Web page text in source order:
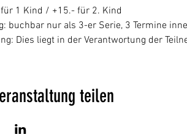
1 Kind / +15.- für 2. Kind
buchbar nur als 3-er Serie, 3 Termine
Dies liegt in der Verantwortung der
teilen